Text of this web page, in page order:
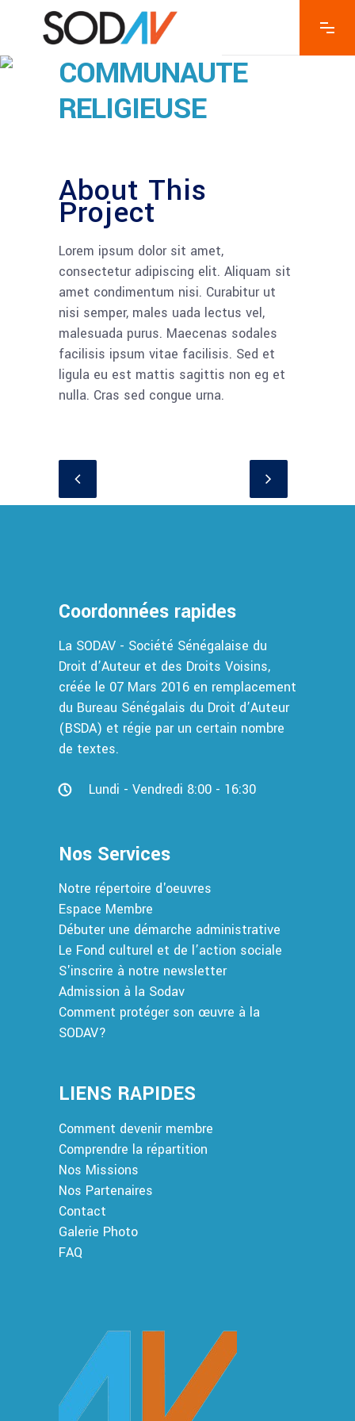
COMMUNAUTE
RELIGIEUSE
About This
Project
Lorem ipsum dolor sit amet,
consectetur adipiscing elit. Aliquam sit
amet condimentum nisi. Curabitur ut
nisi semper, males uada lectus vel,
malesuada purus. Maecenas sodales
facilisis ipsum vitae facilisis. Sed et
ligula eu est mattis sagittis non eg et
nulla. Cras sed congue urna.
Coordonnées rapides
La SODAV - Société Sénégalaise du
Droit d’Auteur et des Droits Voisins,
créée le 07 Mars 2016 en remplacement
du Bureau Sénégalais du Droit d’Auteur
(BSDA) et régie par un certain nombre
de textes.
Lundi - Vendredi 8:00 - 16:30
Nos Services
Notre répertoire d'oeuvres
Espace Membre
Débuter une démarche administrative
Le Fond culturel et de l’action sociale
S'inscrire à notre newsletter
Admission à la Sodav
Comment protéger son œuvre à la
SODAV?
LIENS RAPIDES
Comment devenir membre
Comprendre la répartition
Nos Missions
Nos Partenaires
Contact
Galerie Photo
FAQ